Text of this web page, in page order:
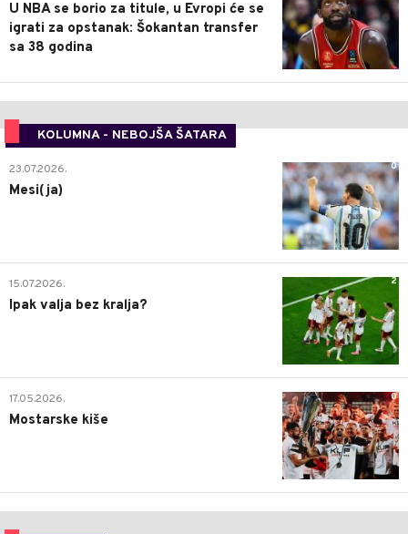
U NBA se borio za titule, u Evropi će se
igrati za opstanak: Šokantan transfer
sa 38 godina
KOLUMNA - NEBOJŠA ŠATARA
0
23.07.2026.
Mesi(ja)
2
15.07.2026.
Ipak valja bez kralja?
0
17.05.2026.
Mostarske kiše